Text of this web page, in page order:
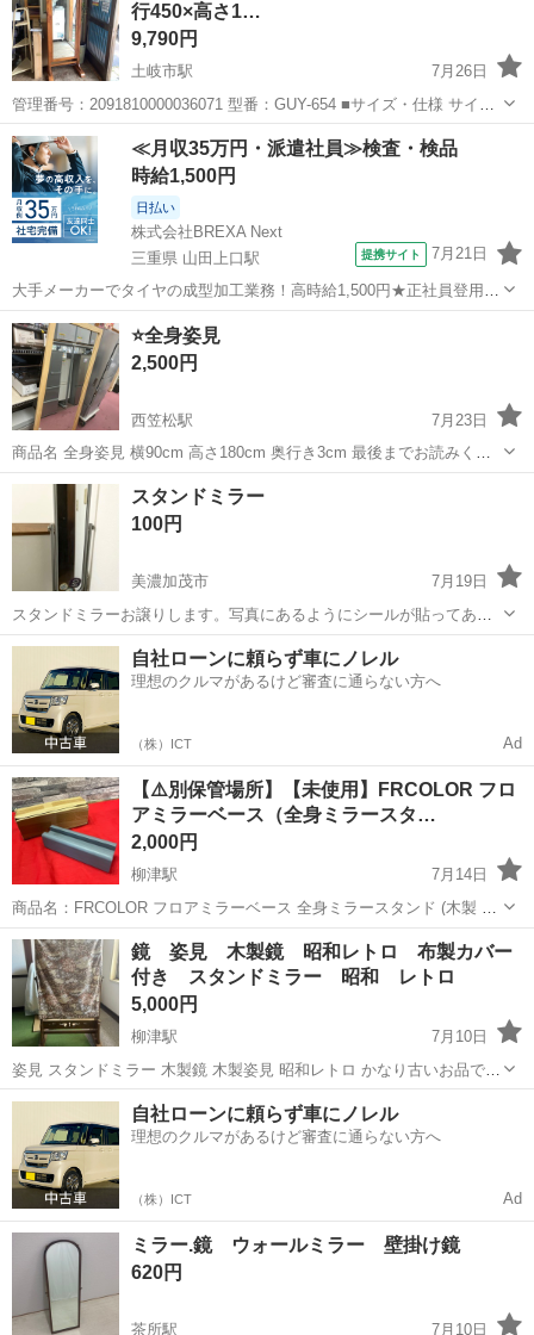
行450×高さ1…
9,790円
土岐市駅
7月26日
管理番号：2091810000036071 型番：GUY-654 ■サイズ・仕様 サイズ:
幅610×奥行450×高さ1600 (mm) 状態のランク：USED:B 脚ぐらつき有
ります。 ■商品説明・確認事項 ※Ｐ...
岐阜 土岐市 土岐市駅 ミラー/鏡 個人
≪月収35万円・派遣社員≫検査・検品
時給1,500円
日払い
株式会社BREXA Next
三重県 山田上口駅
提携サイト 7月21日
大手メーカーでタイヤの成型加工業務！高時給1,500円★正社員登用制
度あり！ワンルーム寮完備！マイカー通勤OK！無料駐車場あり！《三
重県伊勢市》 人気の工場のお仕事 ◇タイヤの製造◇ トラック・バ
ス・RV車用を中心とした...
三重 伊勢市 山田上口駅
⭐️全身姿見
2,500円
西笠松駅
7月23日
商品名 全身姿見 横90cm 高さ180cm 奥行き3cm 最後までお読みくだ
さい。 ※商品が売れてしまっているケースがございます。 必ずご連絡
頂き、ご来店くださいませ。 ✿店頭にて同時販売しております。 ご来
店され...
岐阜 岐阜市 西笠松駅
スタンドミラー
100円
美濃加茂市
7月19日
スタンドミラーお譲りします。写真にあるようにシールが貼ってあり
ますが、それ以外は特に問題なく使えます。
岐阜 美濃加茂市 ミラー/鏡
自社ローンに頼らず車にノレル
理想のクルマがあるけど審査に通らない方へ
（株）ICT Ad
【⚠️別保管場所】【未使用】FRCOLOR フロ
アミラーベース（全身ミラースタ…
2,000円
柳津駅
7月14日
商品名：FRCOLOR フロアミラーベース 全身ミラースタンド (木製 ミ
ラーホルダー) カラー：ダークグレー サイズ：約 25cm × 8cm × 高さ
【6.5】cm 状態：未使用品です。撮影と状態確認のために開封し...
岐阜 岐阜市 柳津駅 ミラー/鏡
鏡 姿見 木製鏡 昭和レトロ 布製カバー
付き スタンドミラー 昭和 レトロ
5,000円
柳津駅
7月10日
姿見 スタンドミラー 木製鏡 木製姿見 昭和レトロ かなり古いお品で
す。 布製カバー付き 木製脚部にキズ・ヨゴレあります。 鏡に腐食・
ヨゴレあります。 鏡部は360度回転します。 ◼️サイズ W59 × D34 ×
H9...
岐阜 岐阜市 柳津駅 ミラー/鏡
自社ローンに頼らず車にノレル
理想のクルマがあるけど審査に通らない方へ
（株）ICT Ad
ミラー.鏡 ウォールミラー 壁掛け鏡
620円
茶所駅 7月10日